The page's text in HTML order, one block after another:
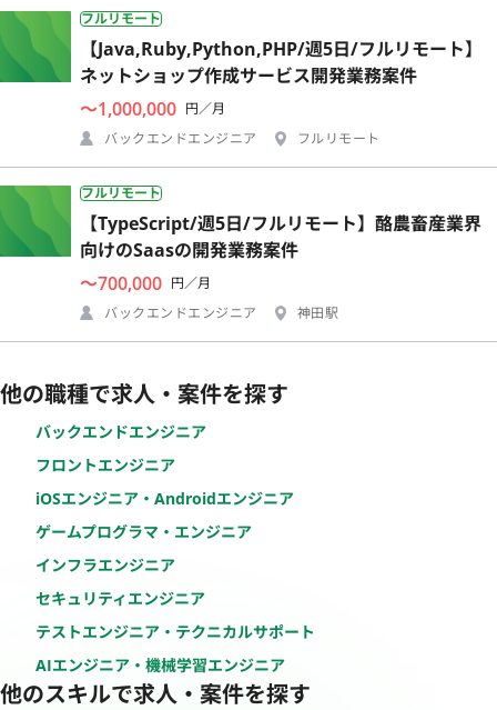
フルリモート
【Java,Ruby,Python,PHP/週5日/フルリモート】
ネットショップ作成サービス開発業務案件
〜1,000,000 円／月
バックエンドエンジニア
フルリモート
フルリモート
【TypeScript/週5日/フルリモート】酪農畜産業界
向けのSaasの開発業務案件
〜700,000 円／月
バックエンドエンジニア
神田駅
他の職種で求人・案件を探す
バックエンドエンジニア
フロントエンジニア
iOSエンジニア・Androidエンジニア
ゲームプログラマ・エンジニア
インフラエンジニア
セキュリティエンジニア
テストエンジニア・テクニカルサポート
AIエンジニア・機械学習エンジニア
他のスキルで求人・案件を探す